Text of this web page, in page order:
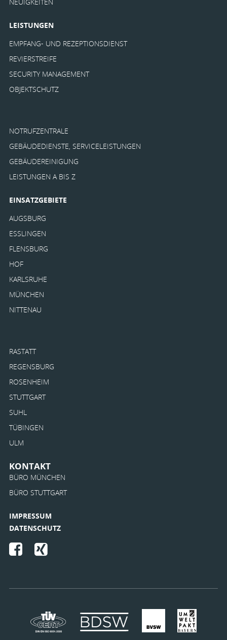
LEISTUNGEN
EMPFANG- UND REZEPTIONSDIENST
REVIERSTREIFE
SECURITY MANAGEMENT
OBJEKTSCHUTZ
NOTRUFZENTRALE
GEBÄUDEDIENSTE, SERVICELEISTUNGEN
GEBÄUDEREINIGUNG
LEISTUNGEN A BIS Z
EINSATZGEBIETE
AUGSBURG
ESSLINGEN
FLENSBURG
HOF
KARLSRUHE
MÜNCHEN
NITTENAU
RASTATT
REGENSBURG
ROSENHEIM
STUTTGART
SUHL
TÜBINGEN
ULM
KONTAKT
BÜRO MÜNCHEN
BÜRO STUTTGART
IMPRESSUM
DATENSCHUTZ